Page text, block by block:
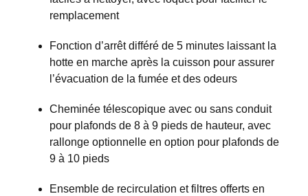
remplacement
Fonction d’arrêt différé de 5 minutes laissant la
hotte en marche après la cuisson pour assurer
l’évacuation de la fumée et des odeurs
Cheminée télescopique avec ou sans conduit
pour plafonds de 8 à 9 pieds de hauteur, avec
rallonge optionnelle en option pour plafonds de
9 à 10 pieds
Ensemble de recirculation et filtres offerts en